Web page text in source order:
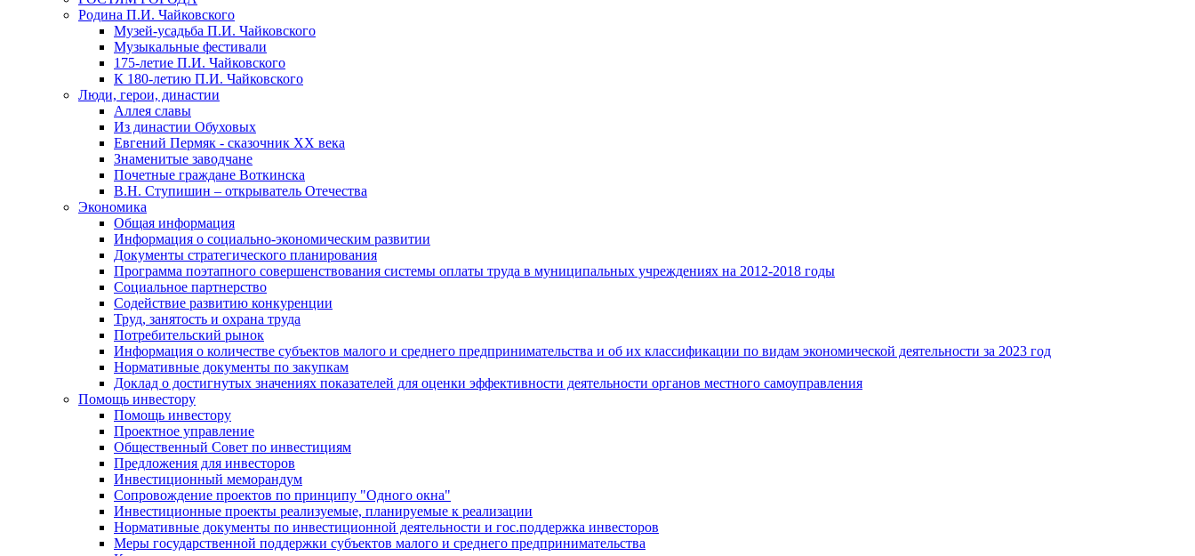
Родина П.И. Чайковского
Музей-усадьба П.И. Чайковского
Музыкальные фестивали
175-летие П.И. Чайковского
К 180-летию П.И. Чайковского
Люди, герои, династии
Аллея славы
Из династии Обуховых
Евгений Пермяк - сказочник XX века
Знаменитые заводчане
Почетные граждане Воткинска
В.Н. Ступишин – открыватель Отечества
Экономика
Общая информация
Информация о социально-экономическим развитии
Документы стратегического планирования
Программа поэтапного совершенствования системы оплаты труда в муниципальных учреждениях на 2012-2018 годы
Социальное партнерство
Содействие развитию конкуренции
Труд, занятость и охрана труда
Потребительский рынок
Информация о количестве субъектов малого и среднего предпринимательства и об их классификации по видам экономической деятельности за 2023 год
Нормативные документы по закупкам
Доклад о достигнутых значениях показателей для оценки эффективности деятельности органов местного самоуправления
Помощь инвестору
Помощь инвестору
Проектное управление
Общественный Совет по инвестициям
Предложения для инвесторов
Инвестиционный меморандум
Сопровождение проектов по принципу "Oдного окна"
Инвестиционные проекты реализуемые, планируемые к реализации
Нормативные документы по инвестиционной деятельности и гос.поддержка инвесторов
Меры государственной поддержки субъектов малого и среднего предпринимательства